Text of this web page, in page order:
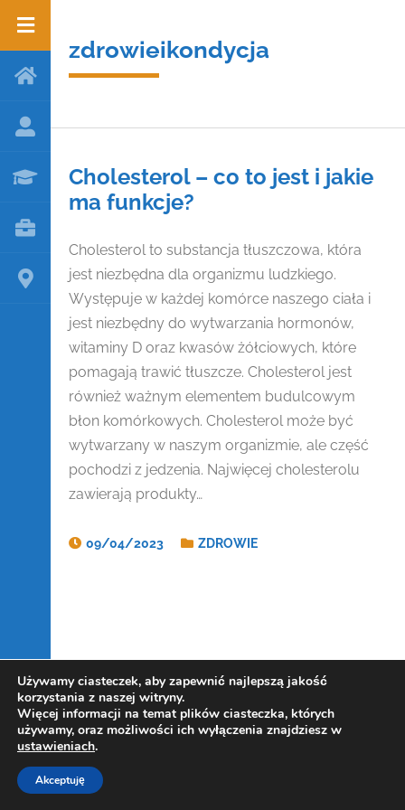
zdrowieikondycja
Cholesterol – co to jest i jakie
ma funkcje?
Cholesterol to substancja tłuszczowa, która
jest niezbędna dla organizmu ludzkiego.
Występuje w każdej komórce naszego ciała i
jest niezbędny do wytwarzania hormonów,
witaminy D oraz kwasów żółciowych, które
pomagają trawić tłuszcze. Cholesterol jest
również ważnym elementem budulcowym
błon komórkowych. Cholesterol może być
wytwarzany w naszym organizmie, ale część
pochodzi z jedzenia. Najwięcej cholesterolu
zawierają produkty…
09/04/2023 ZDROWIE
Copyright Kowalczewski 2019-2025
Używamy ciasteczek, aby zapewnić najlepszą jakość
korzystania z naszej witryny.
Więcej informacji na temat plików ciasteczka, których
używamy, oraz możliwości ich wyłączenia znajdziesz w
ustawieniach.
Akceptuję